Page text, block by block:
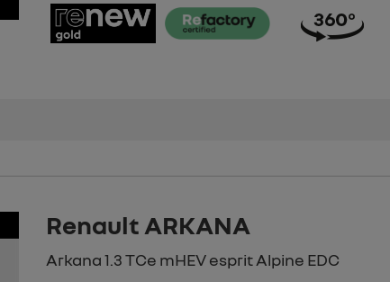
Renault ARKANA
Arkana 1.3 TCe mHEV esprit Alpine EDC